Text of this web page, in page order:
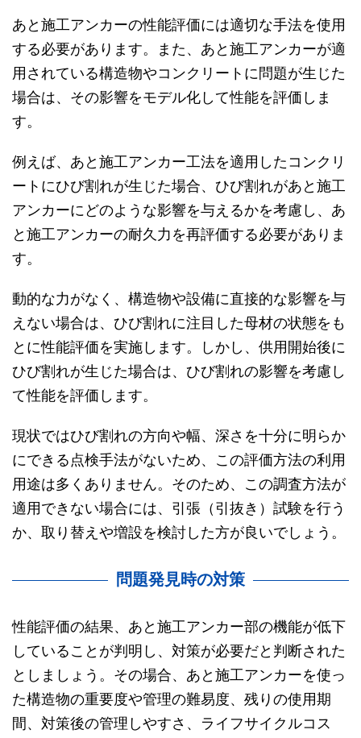
あと施工アンカーの性能評価には適切な手法を使用
する必要があります。また、あと施工アンカーが適
用されている構造物やコンクリートに問題が生じた
場合は、その影響をモデル化して性能を評価しま
す。
例えば、あと施工アンカー工法を適用したコンクリ
ートにひび割れが生じた場合、ひび割れがあと施工
アンカーにどのような影響を与えるかを考慮し、あ
と施工アンカーの耐久力を再評価する必要がありま
す。
動的な力がなく、構造物や設備に直接的な影響を与
えない場合は、ひび割れに注目した母材の状態をも
とに性能評価を実施します。しかし、供用開始後に
ひび割れが生じた場合は、ひび割れの影響を考慮し
て性能を評価します。
現状ではひび割れの方向や幅、深さを十分に明らか
にできる点検手法がないため、この評価方法の利用
用途は多くありません。そのため、この調査方法が
適用できない場合には、引張（引抜き）試験を行う
か、取り替えや増設を検討した方が良いでしょう。
問題発見時の対策
性能評価の結果、あと施工アンカー部の機能が低下
していることが判明し、対策が必要だと判断された
としましょう。その場合、あと施工アンカーを使っ
た構造物の重要度や管理の難易度、残りの使用期
間、対策後の管理しやすさ、ライフサイクルコス